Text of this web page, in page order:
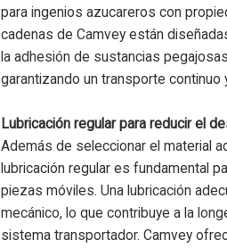
para ingenios azucareros con
cadenas de Camvey están
la adhesión de sustancias
garantizando un transporte continuo
Lubricación regular para reducir el
Además de seleccionar el material
lubricación regular es fundamental
piezas móviles. Una lubricación
mecánico, lo que contribuye a la
sistema transportador. Camvey